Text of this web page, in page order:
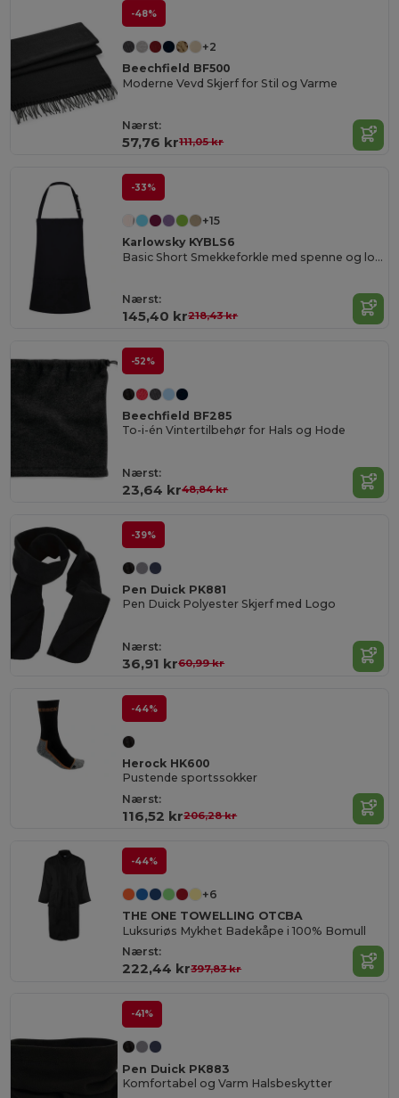
-48%
+2
Beechfield BF500
Moderne Vevd Skjerf for Stil og Varme
Nærst:
57,76 kr111,05 kr
-33%
+15
Karlowsky KYBLS6
Basic Short Smekkeforkle med spenne og lomme
Nærst:
145,40 kr218,43 kr
-52%
Beechfield BF285
To-i-én Vintertilbehør for Hals og Hode
Nærst:
23,64 kr48,84 kr
-39%
Pen Duick PK881
Pen Duick Polyester Skjerf med Logo
Nærst:
36,91 kr60,99 kr
-44%
Herock HK600
Pustende sportssokker
Nærst:
116,52 kr206,28 kr
-44%
+6
THE ONE TOWELLING OTCBA
Luksuriøs Mykhet Badekåpe i 100% Bomull
Nærst:
222,44 kr397,83 kr
-41%
Pen Duick PK883
Komfortabel og Varm Halsbeskytter